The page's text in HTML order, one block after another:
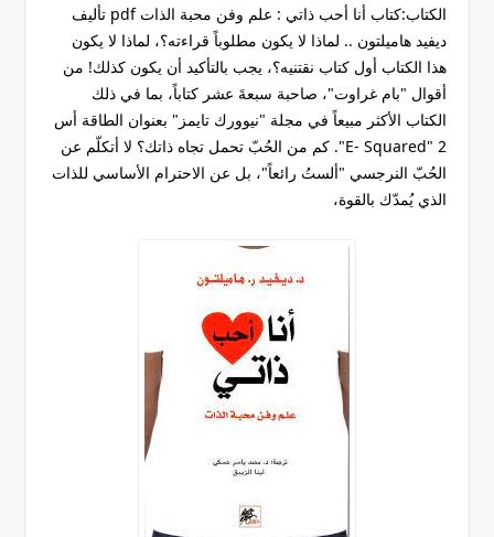
الكتاب:كتاب أنا أحب ذاتي : علم وفن محبة الذات pdf تأليف
ديفيد هاميلتون .. لماذا لا يكون مطلوباً قراءته؟، لماذا لا يكون
هذا الكتاب أول كتاب نقتنيه؟، يجب بالتأكيد أن يكون كذلك! من
أقوال "بام غراوت"، صاحبة سبعةَ عشر كتاباً، بما في ذلك
الكتاب الأكثر مبيعاً في مجلة "نيوورك تايمز" بعنوان الطاقة أس
2 "E- Squared". كم من الحُبّ تحمل تجاه ذاتك؟ لا أتكلّم عن
الحُبّ النرجسي "ألستُ رائعاً"، بل عن الاحترام الأساسي للذات
الذي يُمدّك بالقوة،